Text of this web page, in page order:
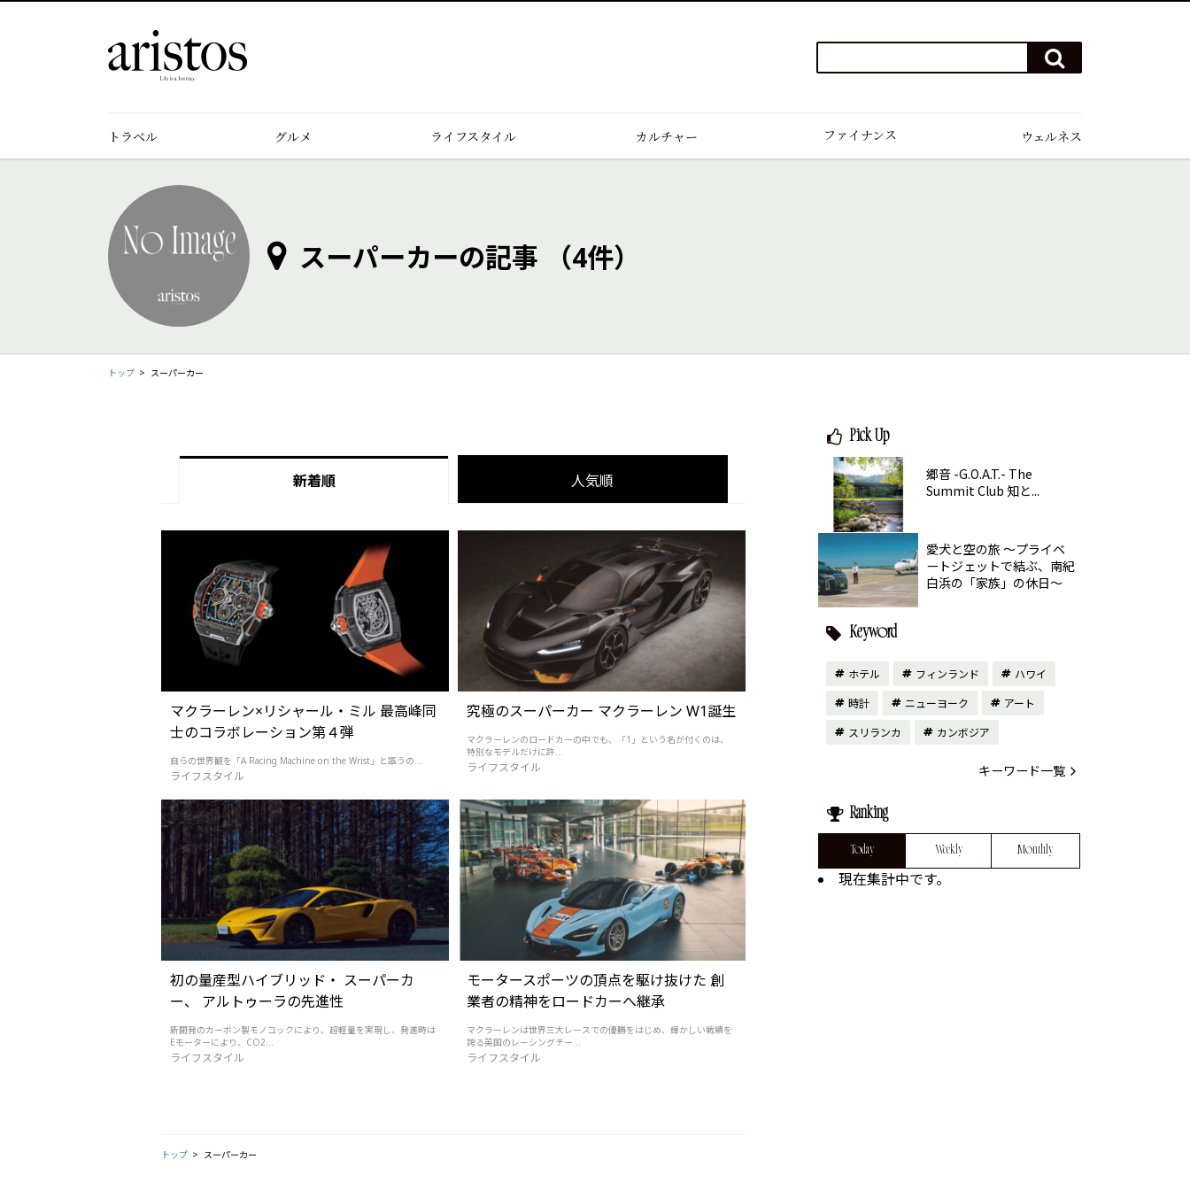
ワ
を
入
検
索
す
トラベル グルメ ライフスタイル カルチャー ファイナンス ウェルネス
スーパーカーの記事 （4件）
トップ スーパーカー
新着順 人気順
マクラーレン×リシャール・ミル 最高峰同
士のコラボレーション第４弾
自らの世界観を「A Racing Machine on the Wrist」と謳うの...
ライフスタイル
究極のスーパーカー マクラーレン W1誕生
マクラーレンのロードカーの中でも、「1」という名が付くのは、
特別なモデルだけに許...
ライフスタイル
初の量産型ハイブリッド・ スーパーカ
ー、 アルトゥーラの先進性
新開発のカーボン製モノコックにより、超軽量を実現し、発進時は
Eモーターにより、CO2...
ライフスタイル
モータースポーツの頂点を駆け抜けた 創
業者の精神をロードカーへ継承
マクラーレンは世界三大レースでの優勝をはじめ、輝かしい戦績を
誇る英国のレーシングチー...
ライフスタイル
トップ スーパーカー
Pick Up
郷音 -G.O.A.T.- The
Summit Club 知と...
愛犬と空の旅 ～プライベ
ートジェットで結ぶ、南紀
白浜の「家族」の休日～
Keyword
ホテル フィンランド
ハワイ
時計
ニューヨーク
アート
スリランカ
カンボジア
キーワード一覧
Ranking
Today Weekly Monthly
現在集計中です。